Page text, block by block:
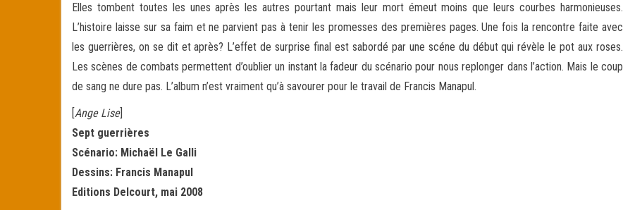
Elles tombent toutes les unes après les autres pourtant mais leur mort émeut moins que leurs courbes harmonieuses.
L’histoire laisse sur sa faim et ne parvient pas à tenir les promesses des premières pages. Une fois la rencontre faite avec
les guerrières, on se dit et après? L’effet de surprise final est sabordé par une scéne du début qui révèle le pot aux roses.
Les scènes de combats permettent d’oublier un instant la fadeur du scénario pour nous replonger dans l’action. Mais le coup
de sang ne dure pas. L’album n’est vraiment qu’à savourer pour le travail de Francis Manapul.
[Ange Lise]
Sept guerrières
Scénario: Michaël Le Galli
Dessins: Francis Manapul
Editions Delcourt, mai 2008